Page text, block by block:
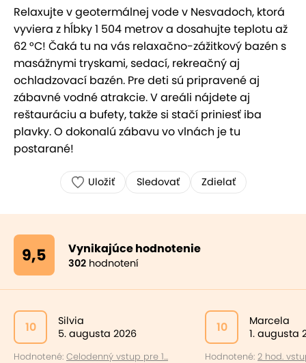
Relaxujte v geotermálnej vode v Nesvadoch, ktorá
vyviera z hĺbky 1 504 metrov a dosahujte teplotu až
62 °C! Čaká tu na vás relaxačno-zážitkový bazén s
masážnymi tryskami, sedací, rekreačný aj
ochladzovací bazén. Pre deti sú pripravené aj
zábavné vodné atrakcie. V areáli nájdete aj
reštauráciu a bufety, takže si stačí priniesť iba
plavky. O dokonalú zábavu vo vlnách je tu
postarané!
Uložiť Sledovať Zdielať
9,5 Vynikajúce hodnotenie
302 hodnotení
10
Silvia
5. augusta 2026
Hodnotené: Celodenný vstup pre 1...
10
Marcela
1. augusta
Hodnotené: 2 hod.